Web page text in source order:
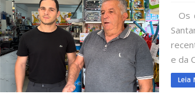
Os
e da
Leia